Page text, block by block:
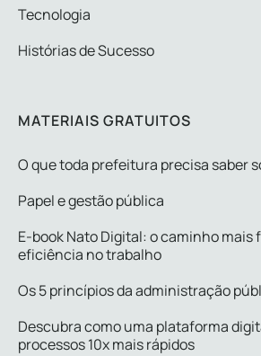
Tecnologia
Histórias de Sucesso
MATERIAIS GRATUITOS
O que toda prefeitura precisa saber
Papel e gestão pública
E-book Nato Digital: o caminho mais
eficiência no trabalho
Os 5 princípios da administração
Descubra como uma plataforma
processos 10x mais rápidos